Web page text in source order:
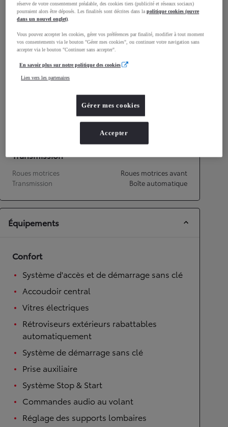
Consommation mixte
Consommation mixte
Émissions CO2
Accélération 0-100km/h
Transmission
Roues motrices
Roues motrices avant
Transmission
Boîte automatique
Équipements
Confort
Système d'accès et de démarrage sans clé
Accoudoir central
Vitres électriques
Rétroviseurs extérieurs rabattables
automatiquement
Système de démarrage sans clé
Prise auxiliaire
Système Stop & Start
Commandes audio au volant
Réglage des supports lombaires
réserve de votre consentement préalable, des cookies tiers (publicité et réseaux sociaux)
pourraient alors être déposés. Les finalités sont décrites dans lapolitique cookies (ouvre
dans un nouvel onglet).
Vous pouvez accepter les cookies, gérer vos préférences par finalité, modifier à tout moment
vos consentements via le bouton "Gérer mes cookies", ou continuer votre navigation sans
accepter via le bouton "Continuer sans accepter".
En savoir plus sur notre politique des cookies
Lien vers les partenaires
Gérer mes cookies
Accepter